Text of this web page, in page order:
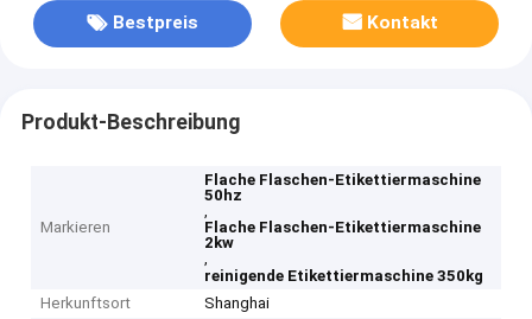
Bestpreis Kontakt
Produkt-Beschreibung
Markieren
Flache Flaschen-Etikettiermaschine
50hz
,
Flache Flaschen-Etikettiermaschine
2kw
,
reinigende Etikettiermaschine 350kg
Herkunftsort
Shanghai